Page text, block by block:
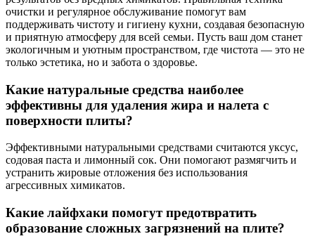
очистки и регулярное обслуживание помогут вам
поддерживать чистоту и гигиену кухни, создавая безопасную
и приятную атмосферу для всей семьи. Пусть ваш дом станет
экологичным и уютным пространством, где чистота — это не
только эстетика, но и забота о здоровье.
Какие натуральные средства наиболее
эффективны для удаления жира и налета с
поверхности плиты?
Эффективными натуральными средствами считаются уксус,
содовая паста и лимонный сок. Они помогают размягчить и
устранить жировые отложения без использования
агрессивных химикатов.
Какие лайфхаки помогут предотвратить
образование сложных загрязнений на плите?